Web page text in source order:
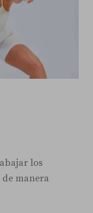
los
de manera